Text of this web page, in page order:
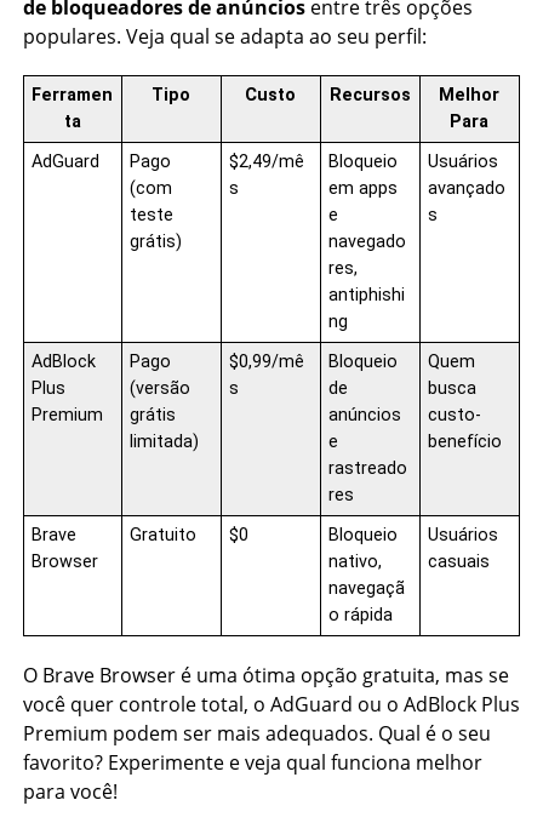
de bloqueadores de anúnciosentre três opções
populares. Veja qual se adapta ao seu perfil:
Ferramen
ta
Tipo Custo Recursos
Melhor
Para
AdGuard
Pago
(com
teste
grátis)
$2,49/mê
s
Bloqueio
em apps
e
navegado
res,
antiphishi
ng
Usuários
avançado
s
AdBlock
Plus
Premium
Pago
(versão
grátis
limitada)
$0,99/mê
s
Bloqueio
de
anúncios
e
rastreado
res
Quem
busca
custo-
benefício
Brave
Browser
Gratuito $0
Bloqueio
nativo,
navegaçã
o rápida
Usuários
casuais
O Brave Browser é uma ótima opção gratuita, mas se
você quer controle total, o AdGuard ou o AdBlock Plus
Premium podem ser mais adequados. Qual é o seu
favorito? Experimente e veja qual funciona melhor
para você!